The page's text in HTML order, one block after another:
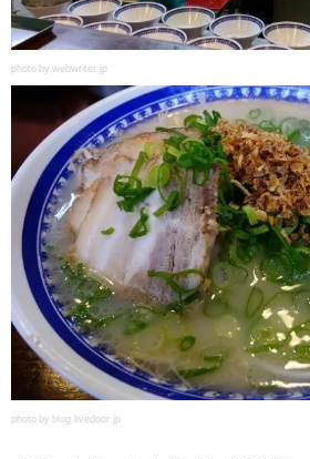
photo by webwriter.jp
photo by blog.livedoor.jp